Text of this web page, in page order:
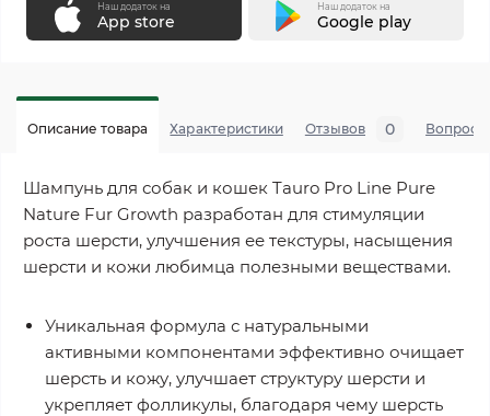
Наш додаток на
App store
Наш додаток на
Google play
Описание товара Характеристики Отзывов 0 Вопросы
Шампунь для собак и кошек Tauro Pro Line Pure
Nature Fur Growth разработан для стимуляции
роста шерсти, улучшения ее текстуры, насыщения
шерсти и кожи любимца полезными веществами.
Уникальная формула с натуральными
активными компонентами эффективно очищает
шерсть и кожу, улучшает структуру шерсти и
укрепляет фолликулы, благодаря чему шерсть